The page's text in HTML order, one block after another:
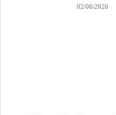
02/06/2026